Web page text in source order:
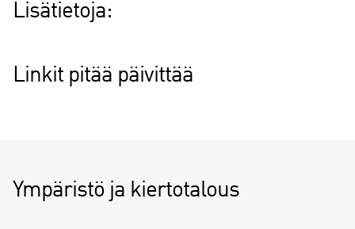
Lisätietoja:
Linkit pitää päivittää
Ympäristö ja kiertotalous